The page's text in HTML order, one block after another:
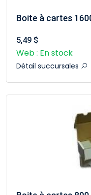
Boite à cartes
5,49 $
Web : En stock
Détail succursales